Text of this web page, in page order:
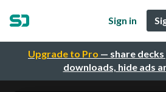
Upgrade to Pro — share
downloads, hide ads
Sign in